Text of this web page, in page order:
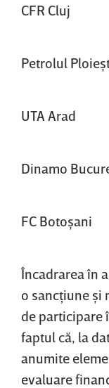
CFR Cluj
Petrolul
UTA Arad
Dinamo
FC Botoşani
Încadrarea în
o sancţiune şi
de participare
faptul că, la
anumite
evaluare